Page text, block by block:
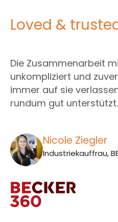
Loved &
Die Zusammenarbeit
unkompliziert und
immer auf sie
rundum gut unterstützt.
Nicole Ziegler
Industriekauffrau,